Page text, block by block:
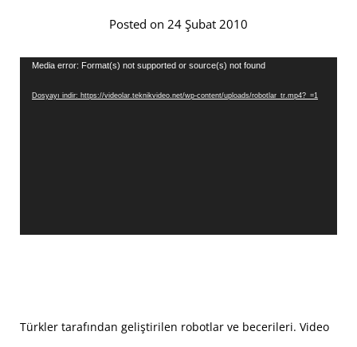
Posted on 24 Şubat 2010
Video
Media error: Format(s) not supported or source(s) not found
Dosyayı indir: https://videolar.teknikvideo.net/wp-content/uploads/robotlar_tr.mp4?_=1
Türkler tarafından geliştirilen robotlar ve becerileri. Video